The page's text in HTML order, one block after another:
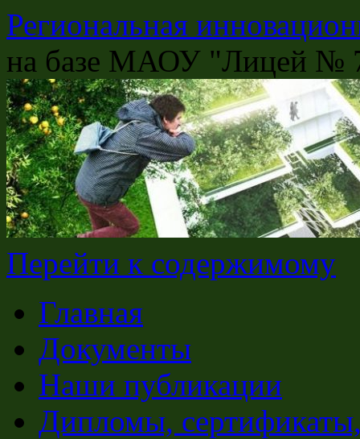
Региональная
на базе МАОУ "Лицей №
Перейти к содержимому
Главная
Документы
Наши публикации
Дипломы,